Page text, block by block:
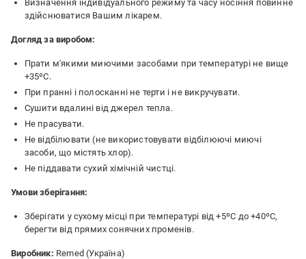
Визначення індивідуального режиму та часу носіння повинне
здійснюватися Вашим лікарем.
Догляд за виробом:
Прати м'якими миючими засобами при температурі не вище
+35ºС.
При пранні і полосканні не терти і не викручувати.
Сушити вдалині від джерел тепла.
Не прасувати.
Не відбілювати (не використовувати відбілюючі миючі
засоби, що містять хлор).
Не піддавати сухий хімічній чистці.
Умови зберігання:
Зберігати у сухому місці при температурі від +5ºС до +40ºС,
берегти від прямих сонячних променів.
Виробник: Remed (Україна)